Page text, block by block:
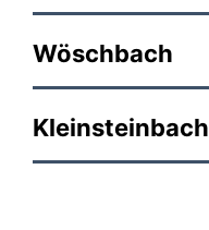
Wöschbach
Kleinsteinbach